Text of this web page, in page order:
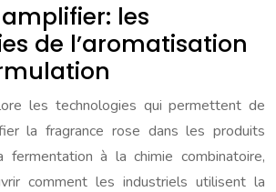
les
de l’aromatisation
les technologies qui permettent de
la fragrance rose dans les produits
fermentation à la chimie combinatoire,
comment les industriels utilisent la